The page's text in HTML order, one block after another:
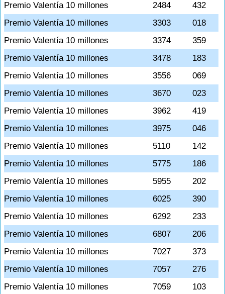
Premio Valentía 10 millones
2484
432
Premio Valentía 10 millones
3303
018
Premio Valentía 10 millones
3374
359
Premio Valentía 10 millones
3478
183
Premio Valentía 10 millones
3556
069
Premio Valentía 10 millones
3670
023
Premio Valentía 10 millones
3962
419
Premio Valentía 10 millones
3975
046
Premio Valentía 10 millones
5110
142
Premio Valentía 10 millones
5775
186
Premio Valentía 10 millones
5955
202
Premio Valentía 10 millones
6025
390
Premio Valentía 10 millones
6292
233
Premio Valentía 10 millones
6807
206
Premio Valentía 10 millones
7027
373
Premio Valentía 10 millones
7057
276
Premio Valentía 10 millones
7059
103